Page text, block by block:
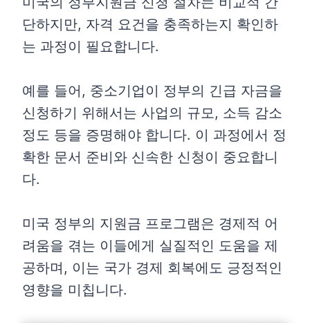
단하지만, 자격 요건을 충족하는지 확인하
는 과정이 필요합니다.
예를 들어, 중소기업이 정부의 긴급 자금을
신청하기 위해서는 사업의 규모, 소득 감소
정도 등을 증명해야 합니다. 이 과정에서 정
확한 문서 준비와 신속한 신청이 중요합니
다.
미국 정부의 지원금 프로그램은 경제적 어
려움을 겪는 이들에게 실질적인 도움을 제
공하며, 이는 국가 경제 회복에도 긍정적인
영향을 미칩니다.